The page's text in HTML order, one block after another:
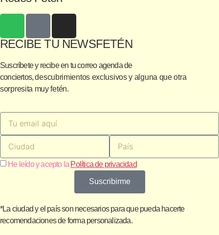
RECIBE TU NEWSFETÉN
Suscríbete y recibe en tu correo agenda de
conciertos,descubrimientos exclusivosy alguna que otra
sorpresita muy fetén.
He leído y acepto la Política de privacidad
Suscribirme
*La ciudad y el país son necesarios para que pueda hacerte
recomendaciones de forma personalizada.